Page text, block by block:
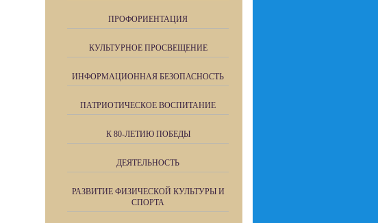
ПРОФОРИЕНТАЦИЯ
КУЛЬТУРНОЕ ПРОСВЕЩЕНИЕ
ИНФОРМАЦИОННАЯ БЕЗОПАСНОСТЬ
ПАТРИОТИЧЕСКОЕ ВОСПИТАНИЕ
К 80-ЛЕТИЮ ПОБЕДЫ
ДЕЯТЕЛЬНОСТЬ
РАЗВИТИЕ ФИЗИЧЕСКОЙ КУЛЬТУРЫ И
СПОРТА